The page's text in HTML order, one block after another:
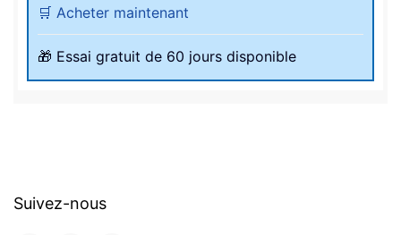
🛒 Acheter maintenant
🎁 Essai gratuit de 60 jours disponible
Suivez-nous